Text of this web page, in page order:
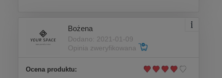
Bożena
Dodano: 2021-01-09
Opinia zweryfikowana
Ocena produktu: